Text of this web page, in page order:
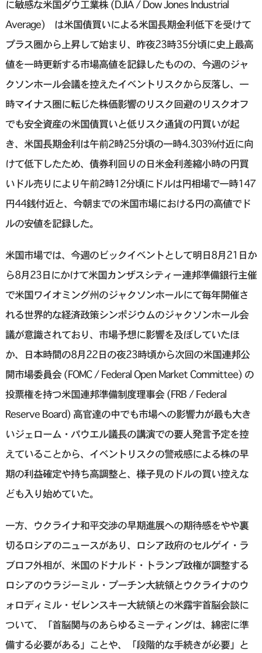
に敏感な米国ダウ工業株 (DJIA / Dow Jones Industrial
Average) は米国債買いによる米国長期金利低下を受けて
プラス圏から上昇して始まり、昨夜23時35分頃に史上最高
値を一時更新する市場高値を記録したものの、今週のジャ
クソンホール会議を控えたイベントリスクから反落し、一
時マイナス圏に転じた株価影響のリスク回避のリスクオフ
でも安全資産の米国債買いと低リスク通貨の円買いが起
き、米国長期金利は午前2時25分頃の一時4.303%付近に向
けて低下したため、債券利回りの日米金利差縮小時の円買
いドル売りにより午前2時12分頃にドルは円相場で一時147
円44銭付近と、今朝までの米国市場における円の高値でド
ルの安値を記録した。
米国市場では、今週のビックイベントとして明日8月21日か
ら8月23日にかけて米国カンザスシティー連邦準備銀行主催
で米国ワイオミング州のジャクソンホールにて毎年開催さ
れる世界的な経済政策シンポジウムのジャクソンホール会
議が意識されており、市場予想に影響を及ぼしていたほ
か、日本時間の8月22日の夜23時頃から次回の米国連邦公
開市場委員会 (FOMC / Federal Open Market Committee) の
投票権を持つ米国連邦準備制度理事会 (FRB / Federal
Reserve Board) 高官達の中でも市場への影響力が最も大き
いジェローム・パウエル議長の講演での要人発言予定を控
えていることから、イベントリスクの警戒感による株の早
期の利益確定や持ち高調整と、様子見のドルの買い控えな
ども入り始めていた。
一方、ウクライナ和平交渉の早期進展への期待感をやや裏
切るロシアのニュースがあり、ロシア政府のセルゲイ・ラ
ブロフ外相が、米国のドナルド・トランプ政権が調整する
ロシアのウラジーミル・プーチン大統領とウクライナのウ
ォロディミル・ゼレンスキー大統領との米露宇首脳会談に
ついて、「首脳関与のあらゆるミーティングは、綿密に準
備する必要がある」ことや、「段階的な手続きが必要」と